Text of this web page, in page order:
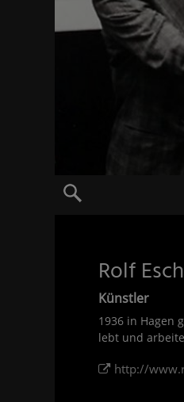
Rolf
Künstler
1936 in Hagen
lebt und
http://